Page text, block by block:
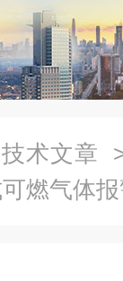
技术文章
燃气体